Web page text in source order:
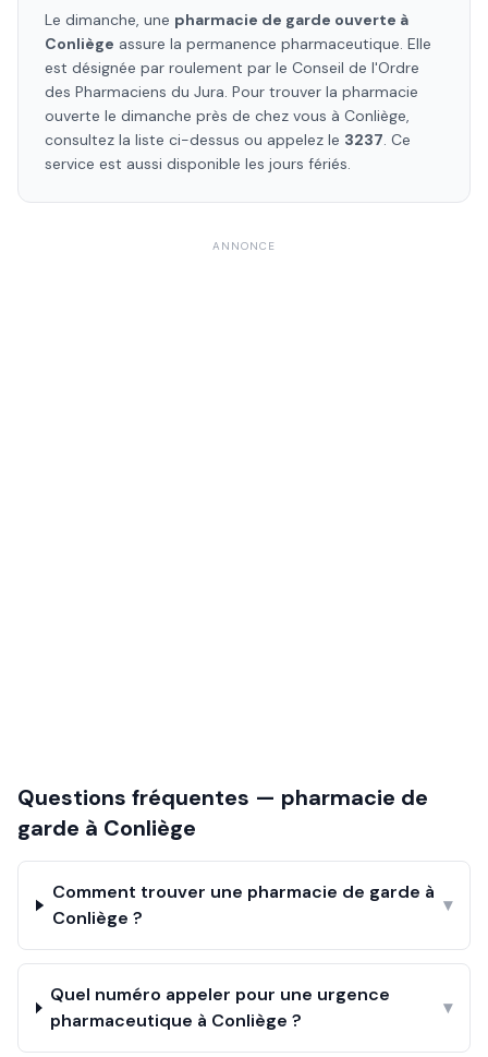
Le dimanche, une pharmacie de garde ouverte à
Conliège assure la permanence pharmaceutique. Elle
est désignée par roulement par le Conseil de l'Ordre
des Pharmaciens du Jura. Pour trouver la pharmacie
ouverte le dimanche près de chez vous à Conliège,
consultez la liste ci-dessus ou appelez le 3237. Ce
service est aussi disponible les jours fériés.
ANNONCE
Questions fréquentes — pharmacie de
garde à Conliège
Comment trouver une pharmacie de garde à
Conliège ?
▾
Quel numéro appeler pour une urgence
pharmaceutique à Conliège ?
▾